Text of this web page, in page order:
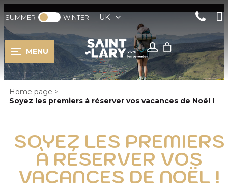
SUMMER WINTER UK
MENU
Home page >
Soyez les premiers à réserver vos vacances de Noël !
SOYEZ LES PREMIERS
À RÉSERVER VOS
VACANCES DE NOËL !